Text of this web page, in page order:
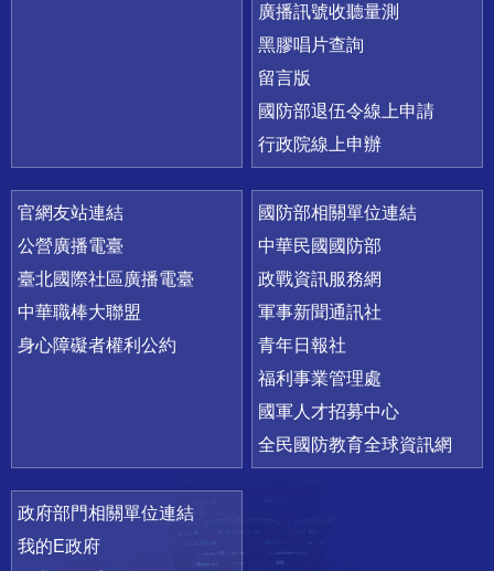
廣播訊號收聽量測
黑膠唱片查詢
留言版
國防部退伍令線上申請
行政院線上申辦
官網友站連結
公營廣播電臺
臺北國際社區廣播電臺
中華職棒大聯盟
身心障礙者權利公約
國防部相關單位連結
中華民國國防部
政戰資訊服務網
軍事新聞通訊社
青年日報社
福利事業管理處
國軍人才招募中心
全民國防教育全球資訊網
政府部門相關單位連結
我的E政府